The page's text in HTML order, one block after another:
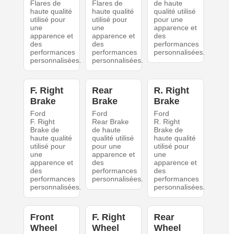
Flares de
haute qualité
utilisé pour
une
apparence et
des
performances
personnalisées.
Flares de
haute qualité
utilisé pour
une
apparence et
des
performances
personnalisées.
de haute
qualité utilisé
pour une
apparence et
des
performances
personnalisées.
F. Right
Brake
Ford
F. Right
Brake de
haute qualité
utilisé pour
une
apparence et
des
performances
personnalisées.
Rear
Brake
Ford
Rear Brake
de haute
qualité utilisé
pour une
apparence et
des
performances
personnalisées.
R. Right
Brake
Ford
R. Right
Brake de
haute qualité
utilisé pour
une
apparence et
des
performances
personnalisées.
Front
Wheel
F. Right
Wheel
Rear
Wheel